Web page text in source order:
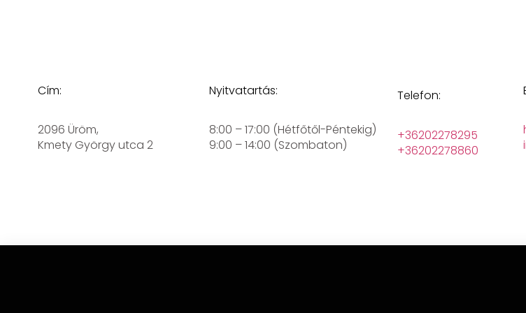
Cím:
2096 Üröm,
Kmety György utca 2
Nyitvatartás:
8:00 – 17:00 (Hétfőtől-Péntekig)
9:00 – 14:00 (Szombaton)
Telefon:
+36202278295
+36202278860